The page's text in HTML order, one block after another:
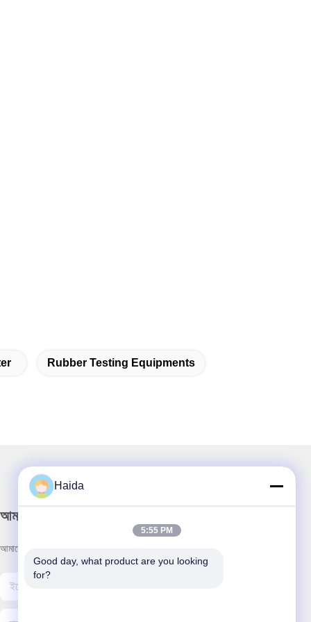
Rubber Testing Equipments
আমাদের নিউজলেটার
আমাদের নিউজলেটারে সাবস্ক্রাইব করুন এবং আরও অনেক কিছু পেতে পারেন।
Haida
5:55 PM
Good day, what product are you looking
for?